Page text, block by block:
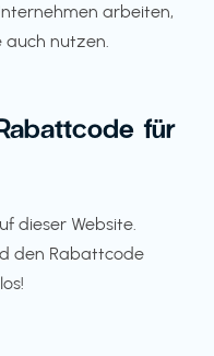
arbeiten,
auch nutzen.
für
dieser Website.
den Rabattcode